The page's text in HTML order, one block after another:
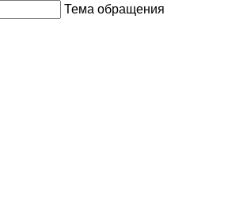
Тема обращения